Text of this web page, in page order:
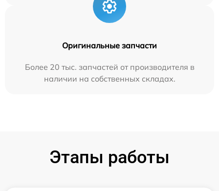
Оригинальные запчасти
Более 20 тыс. запчастей от производителя в
наличии на собственных складах.
Этапы работы